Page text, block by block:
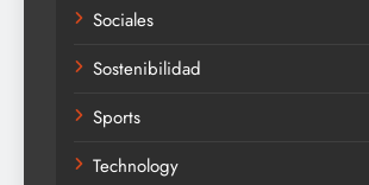
Sociales
Sostenibilidad
Sports
Technology